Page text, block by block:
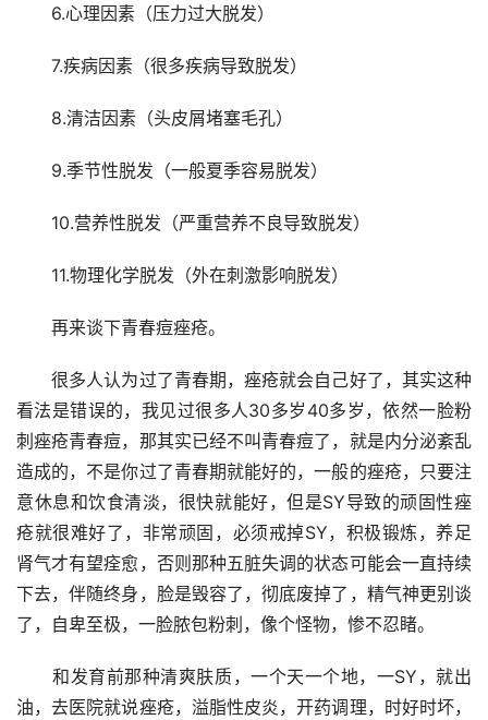
6.心理因素（压力过大脱发）
7.疾病因素（很多疾病导致脱发）
8.清洁因素（头皮屑堵塞毛孔）
9.季节性脱发（一般夏季容易脱发）
10.营养性脱发（严重营养不良导致脱发）
11.物理化学脱发（外在刺激影响脱发）
再来谈下青春痘痤疮。
很多人认为过了青春期，痤疮就会自己好了，其实这种
看法是错误的，我见过很多人30多岁40多岁，依然一脸粉
刺痤疮青春痘，那其实已经不叫青春痘了，就是内分泌紊乱
造成的，不是你过了青春期就能好的，一般的痤疮，只要注
意休息和饮食清淡，很快就能好，但是SY导致的顽固性痤
疮就很难好了，非常顽固，必须戒掉SY，积极锻炼，养足
肾气才有望痊愈，否则那种五脏失调的状态可能会一直持续
下去，伴随终身，脸是毁容了，彻底废掉了，精气神更别谈
了，自卑至极，一脸脓包粉刺，像个怪物，惨不忍睹。
和发育前那种清爽肤质，一个天一个地，一SY，就出
油，去医院就说痤疮，溢脂性皮炎，开药调理，时好时坏，